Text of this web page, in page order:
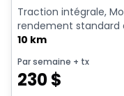
Traction intégrale,
rendement standard
10 km
Par semaine + tx
230$